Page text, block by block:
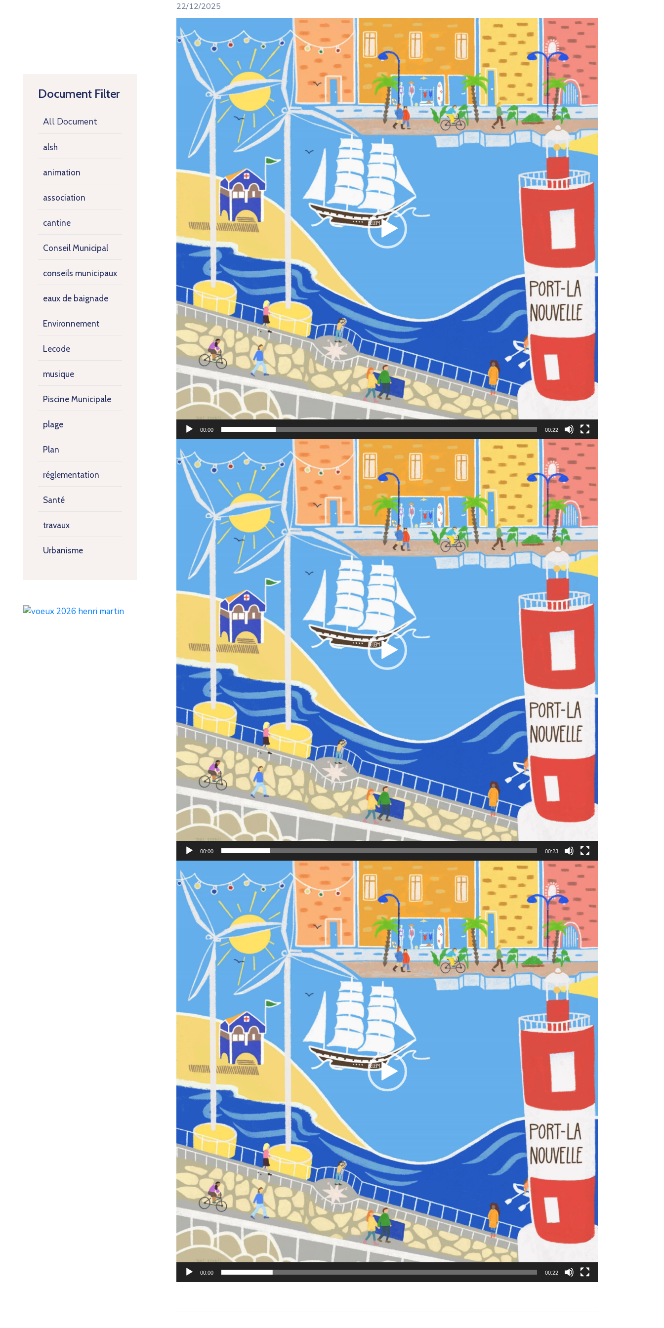
Document Filter
All Document
alsh
animation
association
cantine
Conseil Municipal
conseils municipaux
eaux de baignade
Environnement
Lecode
musique
Piscine Municipale
plage
Plan
réglementation
Santé
travaux
Urbanisme
22/12/2025
vidéo
00:00 00:22
vidéo
00:00 00:23
vidéo
00:00 00:22